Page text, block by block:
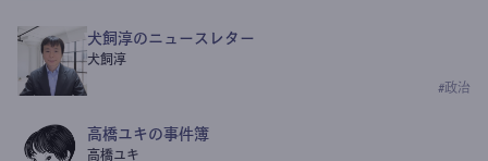
犬飼淳のニュースレター
犬飼淳
#政治
高橋ユキの事件簿
高橋ユキ